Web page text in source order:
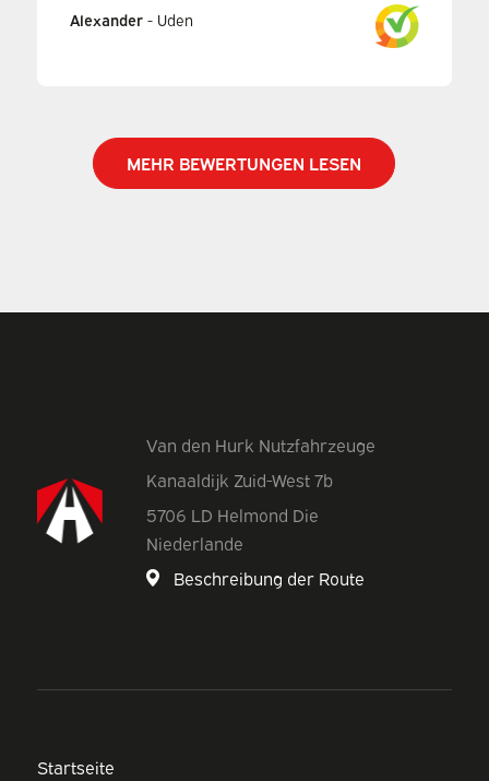
Alexander- Uden
MEHR BEWERTUNGEN LESEN
Van den Hurk Nutzfahrzeuge
Kanaaldijk Zuid-West 7b
5706 LD Helmond Die
Niederlande
Beschreibung der Route
Startseite